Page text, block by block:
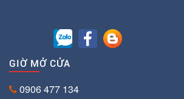
GIỜ MỞ CỬA
0906 477 134